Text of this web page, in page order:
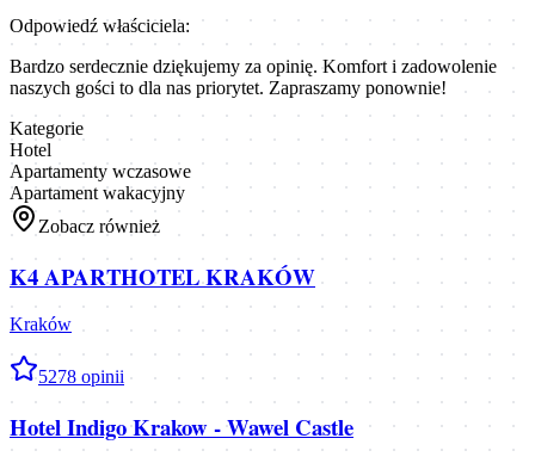
Odpowiedź właściciela:
Bardzo serdecznie dziękujemy za opinię. Komfort i zadowolenie
naszych gości to dla nas priorytet. Zapraszamy ponownie!
Kategorie
Hotel
Apartamenty wczasowe
Apartament wakacyjny
Zobacz również
K4 APARTHOTEL KRAKÓW
Kraków
5278 opinii
Hotel Indigo Krakow - Wawel Castle